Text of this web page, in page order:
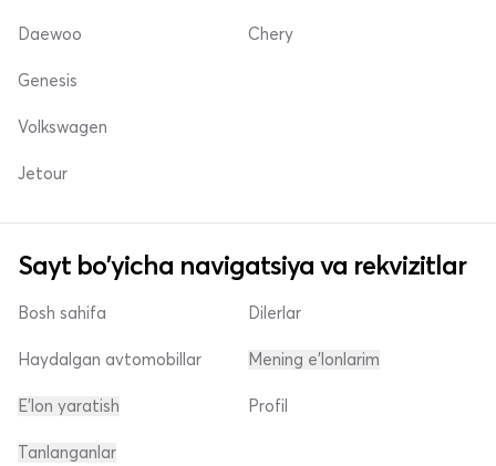
Daewoo Chery
Genesis
Volkswagen
Jetour
Sayt bo'yicha navigatsiya va rekvizitlar
Bosh sahifa
Haydalgan avtomobillar
E'lon yaratish
Dilerlar
Mening e'lonlarim
Profil
Tanlanganlar